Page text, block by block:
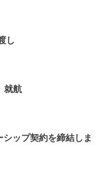
し
就航
ップ契約を締結しま